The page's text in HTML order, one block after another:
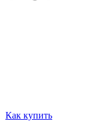
Как купить